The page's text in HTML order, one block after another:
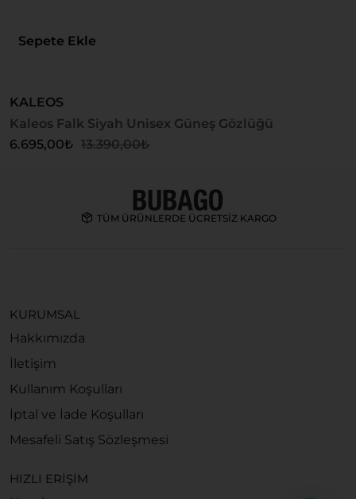
Sepete Ekle
KALEOS
Kaleos Falk Siyah Unisex Güneş Gözlüğü
13.390,00₺
6.695,00₺
TÜM ÜRÜNLERDE ÜCRETSİZ KARGO
KURUMSAL
Hakkımızda
İletişim
Kullanım Koşulları
İptal ve İade Koşulları
Mesafeli Satış Sözleşmesi
HIZLI ERİŞİM